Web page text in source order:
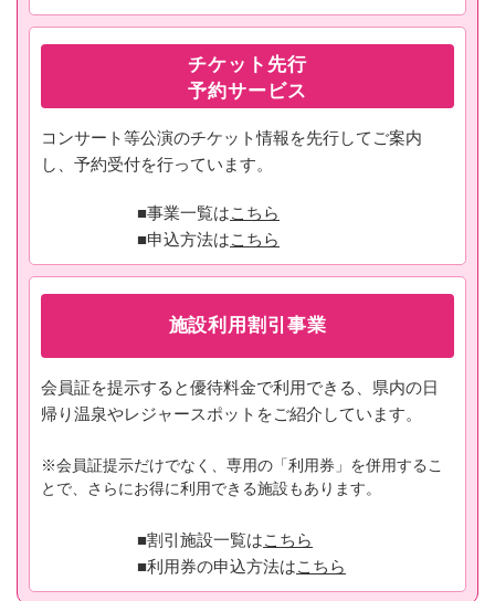
チケット先行
予約サービス
コンサート等公演のチケット情報を先行してご案内
し、予約受付を行っています。
■事業一覧はこちら
■申込方法はこちら
施設利用割引事業
会員証を提示すると優待料金で利用できる、県内の日
帰り温泉やレジャースポットをご紹介しています。
※会員証提示だけでなく、専用の「利用券」を併用するこ
とで、さらにお得に利用できる施設もあります。
■割引施設一覧はこちら
■利用券の申込方法はこちら